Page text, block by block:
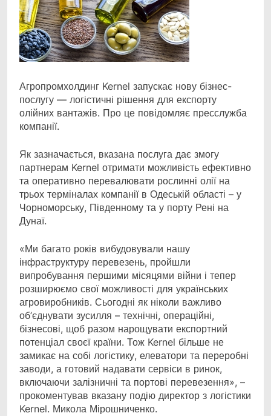
Агропромхолдинг Kernel запускає нову бізнес-
послугу — логістичні рішення для експорту
олійних вантажів. Про це повідомляє пресслужба
компанії.
Як зазначається, вказана послуга дає змогу
партнерам Kernel отримати можливість ефективно
та оперативно перевалювати рослинні олії на
трьох терміналах компанії в Одеській області – у
Чорноморську, Південному та у порту Рені на
Дунаї.
«Ми багато років вибудовували нашу
інфраструктуру перевезень, пройшли
випробування першими місяцями війни і тепер
розширюємо свої можливості для українських
агровиробників. Сьогодні як ніколи важливо
об’єднувати зусилля – технічні, операційні,
бізнесові, щоб разом нарощувати експортний
потенціал своєї країни. Тож Kernel більше не
замикає на собі логістику, елеватори та переробні
заводи, а готовий надавати сервіси в ринок,
включаючи залізничні та портові перевезення», –
прокоментував вказану подію директор з логістики
Kernel. Микола Мірошниченко.